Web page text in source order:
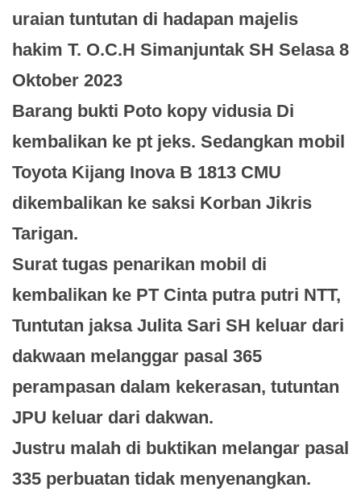
uraian tuntutan di hadapan majelis
hakim T. O.C.H Simanjuntak SH Selasa 8
Oktober 2023
Barang bukti Poto kopy vidusia Di
kembalikan ke pt jeks. Sedangkan mobil
Toyota Kijang Inova B 1813 CMU
dikembalikan ke saksi Korban Jikris
Tarigan.
Surat tugas penarikan mobil di
kembalikan ke PT Cinta putra putri NTT,
Tuntutan jaksa Julita Sari SH keluar dari
dakwaan melanggar pasal 365
perampasan dalam kekerasan, tutuntan
JPU keluar dari dakwan.
Justru malah di buktikan melangar pasal
335 perbuatan tidak menyenangkan.